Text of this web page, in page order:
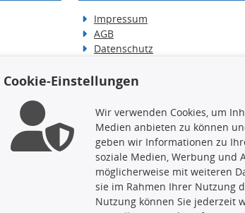
Impressum
AGB
Datenschutz
Hilfe / Alt-Öl / Batterien
Widerrufsbelehrung
Vertrag widerrufen
Die hier angezeigten Daten, insbesondere die
gesamte Datenbank ohne vorherige Zustimmung
ausführen zu lassen. Ein Zuwiderhandeln stellt
Cookie-Einstellungen
Wir verwenden Cookies, um
Medien anbieten zu können
geben wir Informationen zu
soziale Medien, Werbung und
möglicherweise mit weiteren
sie im Rahmen Ihrer Nutzung
Nutzung können Sie jederzeit